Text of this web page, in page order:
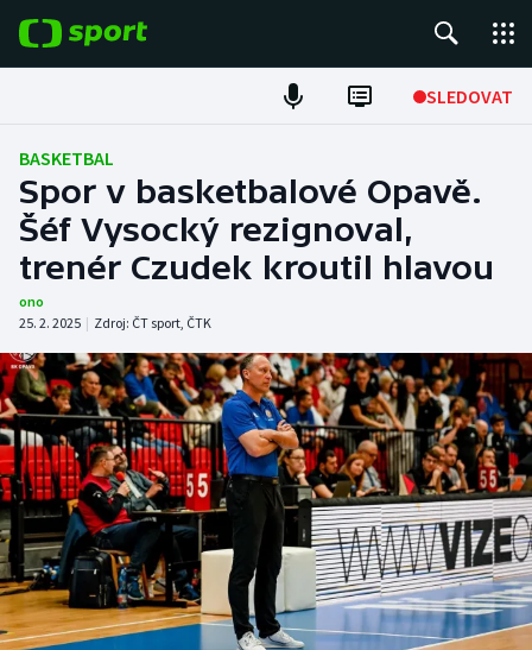
SLEDOVAT
Fotbal
Hokej
Tenis
Atletika
Cyklistika
DALŠÍ SPORTY
Americký fotbal
Baseball a softbal
Basketbal
NEPŘEHLÉDNĚTE
Soutěže
Historické návraty
BASKETBAL
Spor v basketbalové Opavě.
Šéf Vysocký rezignoval,
trenér Czudek kroutil hlavou
ono
25. 2. 2025 | Zdroj: ČT sport, ČTK